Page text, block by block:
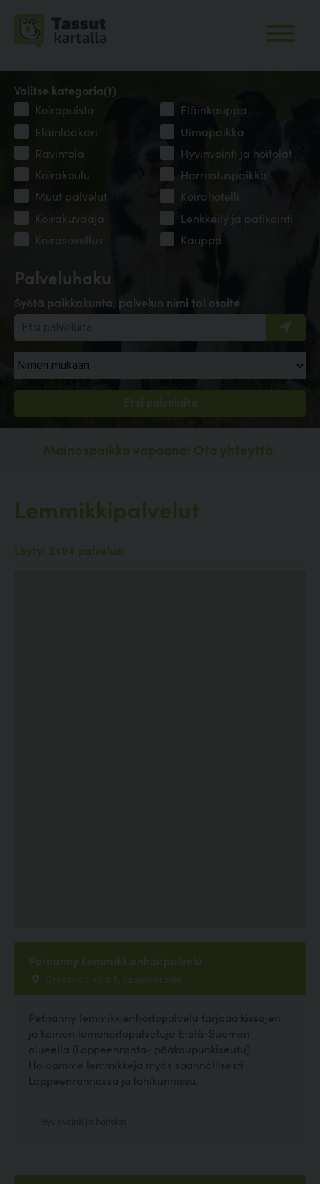
Palveluhaku
Syötä paikkakunta, palvelun nimi tai osoite
Valitse kategoria(t)
Koirapuisto
Eläinkauppa
Eläinlääkäri
Uimapaikka
Ravintola
Hyvinvointi ja hoitolat
Koirakoulu
Harrastuspaikka
Muut palvelut
Koirahotelli
Koirakuvaaja
Lenkkeily ja patikointi
Koirasovellus
Kauppa
Mainospaikka vapaana! Ota yhteyttä.
Lemmikkipalvelut
Löytyi 2494 palvelua
Petnanny Lemmikkienhoitpalvelu
Onnelantie 40 a 8, Lappeenranta
Petnanny lemmikkienhoitopalvelu tarjoaa kissojen
ja koirien lomahoitopalveluja Etelä-Suomen
alueella (Lappeenranta- pääkaupunkiseutu)
Hoidamme lemmikkejä myös säännöllisesti
Lappeenrannassa ja lähikunnissa.